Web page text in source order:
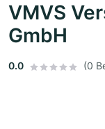
VMVS
GmbH
0.0 (0